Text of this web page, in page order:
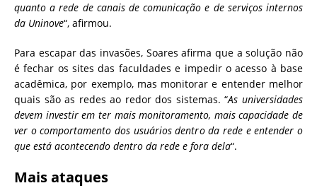
quanto a rede de canais de comunicação e de serviços internos
da Uninove“, afirmou.
Para escapar das invasões, Soares afirma que a solução não
é fechar os sites das faculdades e impedir o acesso à base
acadêmica, por exemplo, mas monitorar e entender melhor
quais são as redes ao redor dos sistemas. “As universidades
devem investir em ter mais monitoramento, mais capacidade de
ver o comportamento dos usuários dentro da rede e entender o
que está acontecendo dentro da rede e fora dela“.
Mais ataques